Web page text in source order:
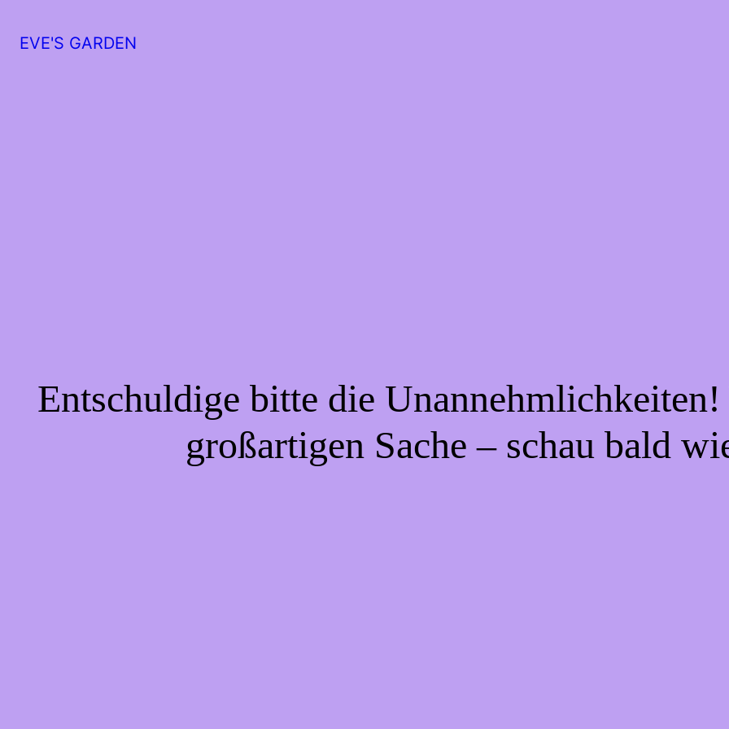
EVE'S GARDEN
Entschuldige bitte die
großartigen Sache – schau bald